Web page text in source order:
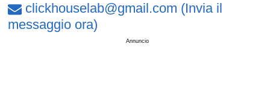
clickhouselab@gmail .com (Invia il
messaggio ora)
Annuncio